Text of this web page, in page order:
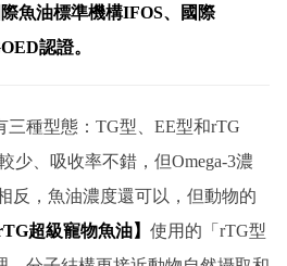
魚油標準機構IFOS、國際
認證。
三種型態：TG型、EE型和rTG
少、吸收率不錯，但Omega-3濃
反，魚油濃度還可以，但動物的
超級寵物魚油】 使用的「rTG型